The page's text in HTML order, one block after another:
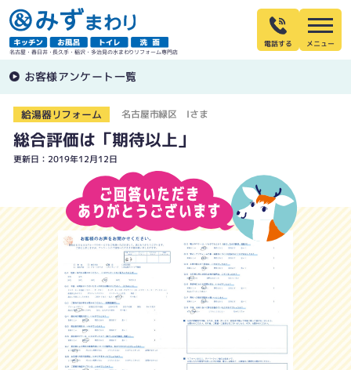
名古屋・春日井・長久手・稲沢・多治見の水まわりリフォーム専門店
電話する
お客様アンケート一覧
給湯器リフォーム 名古屋市緑区 Iさま
総合評価は「期待以上」
更新日：2019年12月12日